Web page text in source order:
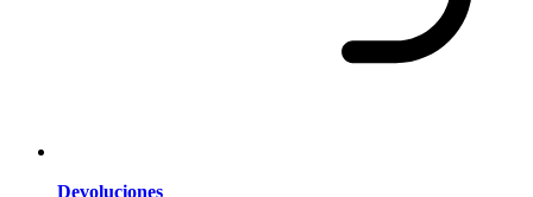
Devoluciones